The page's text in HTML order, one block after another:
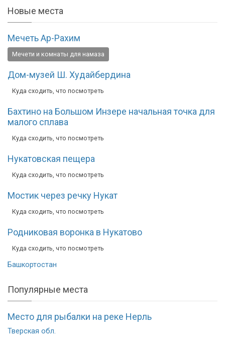
Новые места
Мечеть Ар-Рахим
Мечети и комнаты для намаза
Дом-музей Ш. Худайбердина
Куда сходить, что посмотреть
Бахтино на Большом Инзере начальная точка для
малого сплава
Куда сходить, что посмотреть
Нукатовская пещера
Куда сходить, что посмотреть
Мостик через речку Нукат
Куда сходить, что посмотреть
Родниковая воронка в Нукатово
Куда сходить, что посмотреть
Башкортостан
Популярные места
Место для рыбалки на реке Нерль
Тверская обл.